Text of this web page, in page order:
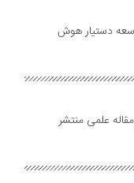
دستیار هوش
علمی منتشر